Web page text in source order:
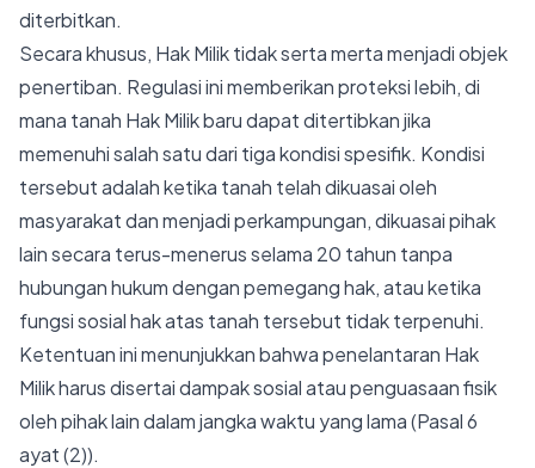
diterbitkan.
Secara khusus, Hak Milik tidak serta merta menjadi objek
penertiban. Regulasi ini memberikan proteksi lebih, di
mana tanah Hak Milik baru dapat ditertibkan jika
memenuhi salah satu dari tiga kondisi spesifik. Kondisi
tersebut adalah ketika tanah telah dikuasai oleh
masyarakat dan menjadi perkampungan, dikuasai pihak
lain secara terus-menerus selama 20 tahun tanpa
hubungan hukum dengan pemegang hak, atau ketika
fungsi sosial hak atas tanah tersebut tidak terpenuhi.
Ketentuan ini menunjukkan bahwa penelantaran Hak
Milik harus disertai dampak sosial atau penguasaan fisik
oleh pihak lain dalam jangka waktu yang lama (Pasal 6
ayat (2)).